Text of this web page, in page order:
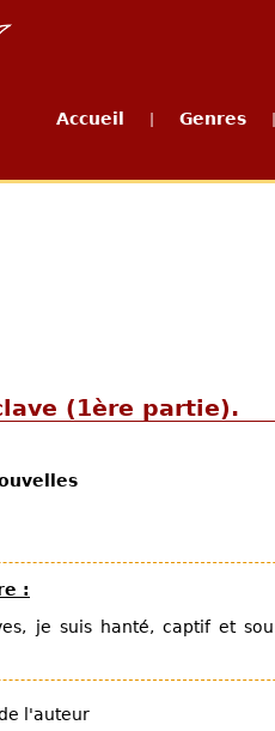
Accueil Genres
(1ère partie).
:
je suis hanté, captif et
l'auteur